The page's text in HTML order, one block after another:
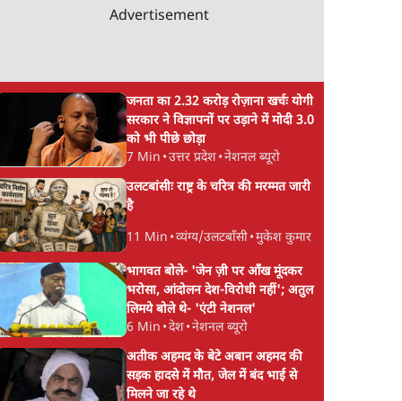
Advertisement
जनता का 2.32 करोड़ रोज़ाना खर्चः योगी
सरकार ने विज्ञापनों पर उड़ाने में मोदी 3.0
को भी पीछे छोड़ा
7 Min •उत्तर प्रदेश•नेशनल ब्यूरो
उलटबांसीः राष्ट्र के चरित्र की मरम्मत जारी
है
11 Min •व्यंग्य/उलटबाँसी•मुकेश कुमार
भागवत बोले- 'जेन ज़ी पर आँख मूंदकर
भरोसा, आंदोलन देश-विरोधी नहीं'; अतुल
लिमये बोले थे- 'एंटी नेशनल'
6 Min •देश•नेशनल ब्यूरो
अतीक अहमद के बेटे अबान अहमद की
सड़क हादसे में मौत, जेल में बंद भाई से
मिलने जा रहे थे